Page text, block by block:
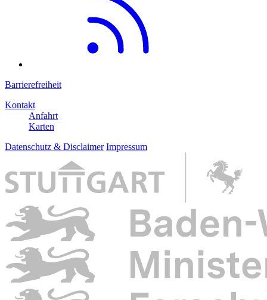
Barrierefreiheit
Kontakt
Anfahrt
Karten
Datenschutz & Disclaimer Impressum